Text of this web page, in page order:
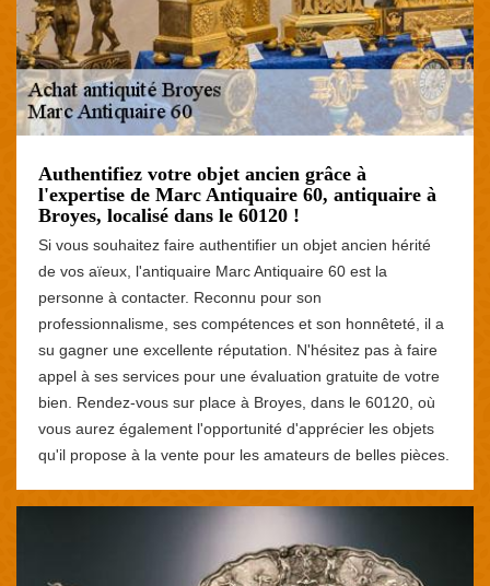
Authentifiez votre objet ancien grâce à
l'expertise de Marc Antiquaire 60, antiquaire à
Broyes, localisé dans le 60120 !
Si vous souhaitez faire authentifier un objet ancien hérité
de vos aïeux, l'antiquaire Marc Antiquaire 60 est la
personne à contacter. Reconnu pour son
professionnalisme, ses compétences et son honnêteté, il a
su gagner une excellente réputation. N'hésitez pas à faire
appel à ses services pour une évaluation gratuite de votre
bien. Rendez-vous sur place à Broyes, dans le 60120, où
vous aurez également l'opportunité d'apprécier les objets
qu'il propose à la vente pour les amateurs de belles pièces.